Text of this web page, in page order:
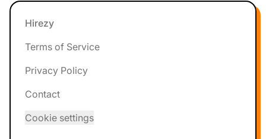
Footer
Hirezy
Terms of Service
Privacy Policy
Contact
Cookie settings